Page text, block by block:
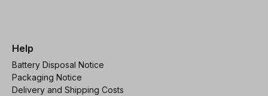
Help
Battery Disposal Notice
Packaging Notice
Delivery and Shipping Costs